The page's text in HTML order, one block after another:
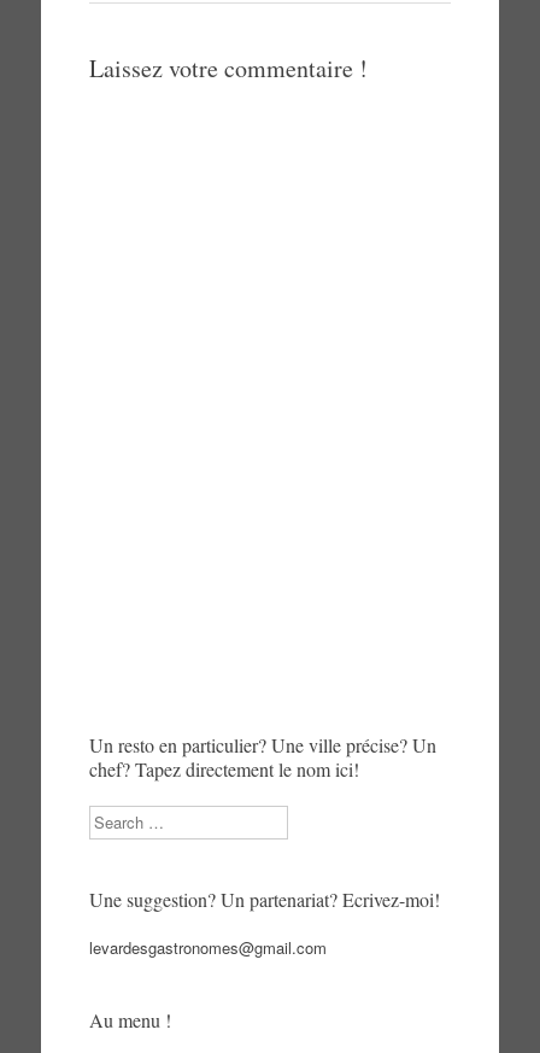
Laissez votre commentaire !
Un resto en particulier? Une ville précise? Un
chef? Tapez directement le nom ici!
Search
Une suggestion? Un partenariat? Ecrivez-moi!
levardesgastronomes@gmail.com
Au menu !